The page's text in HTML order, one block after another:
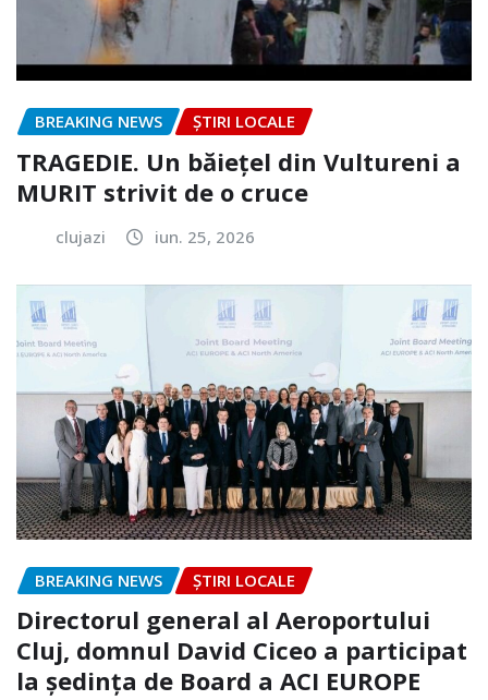
BREAKING NEWS ȘTIRI LOCALE
TRAGEDIE. Un băiețel din Vultureni a
MURIT strivit de o cruce
clujazi iun. 25, 2026
BREAKING NEWS ȘTIRI LOCALE
Directorul general al Aeroportului
Cluj, domnul David Ciceo a participat
la ședința de Board a ACI EUROPE